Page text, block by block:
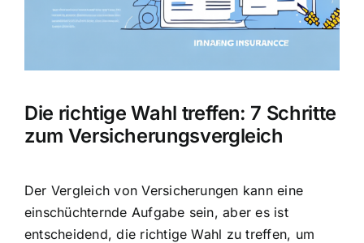
Hausratversicherung
Weitere Tarifvergleiche
Die richtige Wahl treffen: 7 Schritte
zum Versicherungsvergleich
Der Vergleich von Versicherungen kann eine
einschüchternde Aufgabe sein, aber es ist
entscheidend, die richtige Wahl zu treffen, um